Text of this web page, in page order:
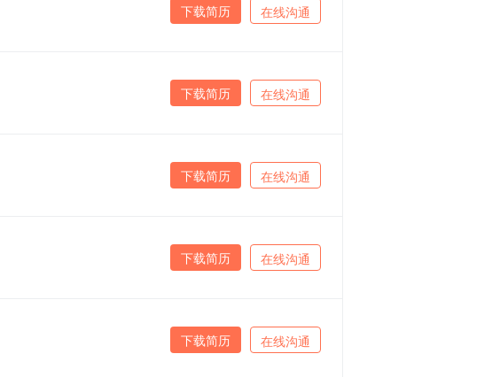
在线沟通
下载简历
在线沟通
下载简历
在线沟通
下载简历
在线沟通
下载简历
在线沟通
下载简历